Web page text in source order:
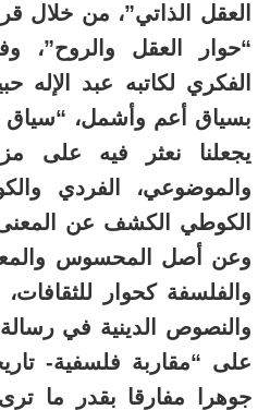
العقل الذاتي”، من خلال
“حوار العقل والروح”،
الفكري لكاتبه عبد
بسياق أعم وأشمل، “سياق
يجعلنا نعثر فيه على
والموضوعي، الفردي
الكوطي الكشف عن
وعن أصل المحسوس
والفلسفة كحوار
والنصوص الدينية في رسالة
على “مقاربة فلسفية-
جوهرا مفارقا بقدر ما